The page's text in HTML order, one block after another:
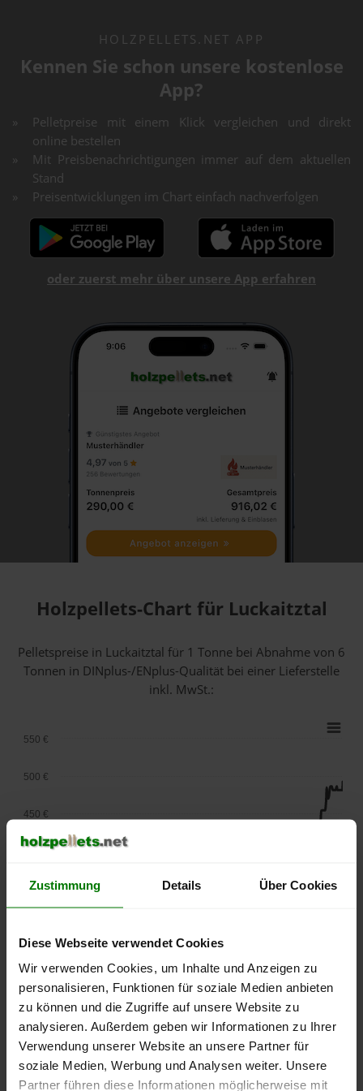
Zustimmung Details Über Cookies
Diese Webseite verwendet Cookies
Wir verwenden Cookies, um Inhalte und Anzeigen zu
personalisieren, Funktionen für soziale Medien anbieten
zu können und die Zugriffe auf unsere Website zu
analysieren. Außerdem geben wir Informationen zu Ihrer
Verwendung unserer Website an unsere Partner für
soziale Medien, Werbung und Analysen weiter. Unsere
Partner führen diese Informationen möglicherweise mit
HOLZPELLETS.NET APP
Kennen Sie schon unsere kostenlose
App?
Pelletpreise mit einem Klick vergleichen und direkt
online bestellen
Mit Preisbenachrichtigungen immer auf dem aktuellen
Stand
Preisentwicklungen im Chart einfach nachverfolgen
oder zuerst mehr über unsere App erfahren
Holzpellets-Chart für Luckaitztal
Pelletspreise in Luckaitztal für 1 Tonne bei Abnahmevon 6
Tonnen in DINplus-/ENplus-Qualität bei einer Lieferstelle
inkl. MwSt.:
lose Ware Sackware
September
2025
Januar
2026
Mai
2026
250 €
350 €
450 €
500 €
550 €
Die aktuelle Preisentwicklung für Holzpellets in Deutschland
können Sie jederzeit auf unsererPelletspreise-Seite
nachvollziehen.